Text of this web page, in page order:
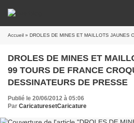
Accueil » DROLES DE MINES ET MAILLOTS JAUNES OU 99 TOURS DE FRANCE
DROLES DE MINES ET
99 TOURS DE FRANCE
DESSINATEURS DE PRESSE
Publié le 20/06/2012 à 05:06
Par CaricaturesetCaricature